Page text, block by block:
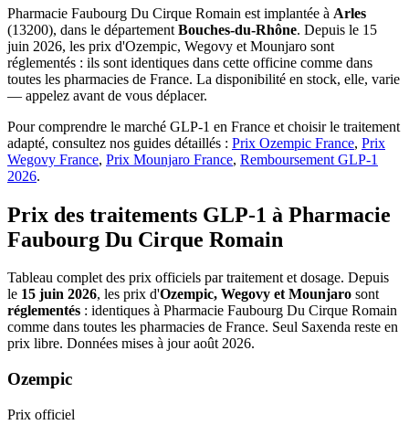
Pharmacie Faubourg Du Cirque Romain est implantée à Arles
(13200), dans le département Bouches-du-Rhône. Depuis le 15
juin 2026, les prix d'Ozempic, Wegovy et Mounjaro sont
réglementés : ils sont identiques dans cette officine comme dans
toutes les pharmacies de France. La disponibilité en stock, elle, varie
— appelez avant de vous déplacer.
Pour comprendre le marché GLP-1 en France et choisir le traitement
adapté, consultez nos guides détaillés : Prix Ozempic France, Prix
Wegovy France, Prix Mounjaro France, Remboursement GLP-1
2026.
Prix des traitements GLP-1 à Pharmacie
Faubourg Du Cirque Romain
Tableau complet des prix officiels par traitement et dosage. Depuis
le 15 juin 2026, les prix d'Ozempic, Wegovy et Mounjaro sont
réglementés : identiques à Pharmacie Faubourg Du Cirque Romain
comme dans toutes les pharmacies de France. Seul Saxenda reste en
prix libre. Données mises à jour août 2026.
Ozempic
Prix officiel